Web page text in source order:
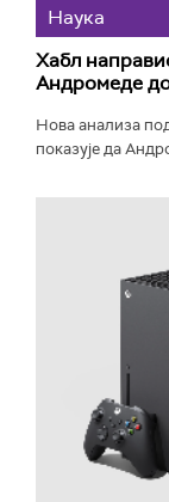
Наука
Хабл
Андромеде
Нова анализа
показује да